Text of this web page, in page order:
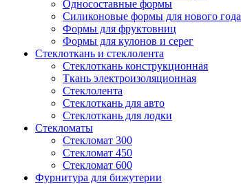
Односоставные формы
Силиконовые формы для нового года
Формы для фруктовниц
Формы для кулонов и серег
Стеклоткань и стеклолента
Стеклоткань конструкционная
Ткань электроизоляционная
Стеклолента
Стеклоткань для авто
Стеклоткань для лодки
Стекломаты
Стекломат 300
Стекломат 450
Стекломат 600
Фурнитура для бижутерии